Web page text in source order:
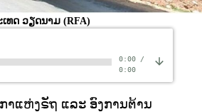
ເທດ ວຽດນາມ(RFA)
0:00/
0:00
າແຫ່ງຣັຖ ແລະ ອົງການຕ້ານ